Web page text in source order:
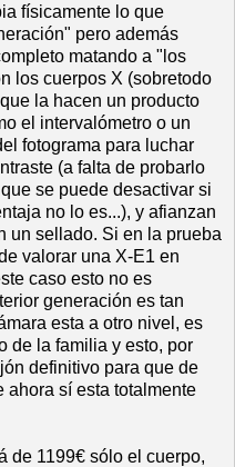
físicamente lo que
pero además
matando a "los
los cuerpos X (sobretodo
la hacen un producto
el intervalómetro o un
fotograma para luchar
(a falta de probarlo
se puede desactivar si
no lo es...), y afianzan
un sellado. Si en la prueba
valorar una X-E1 en
caso esto no es
generación es tan
esta a otro nivel, es
de la familia y esto, por
definitivo para que de
ahora sí esta totalmente
de 1199€ sólo el cuerpo,